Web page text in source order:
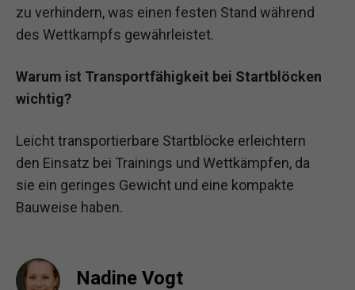
zu verhindern, was einen festen Stand während
des Wettkampfs gewährleistet.
Warum ist Transportfähigkeit bei Startblöcken
wichtig?
Leicht transportierbare Startblöcke erleichtern
den Einsatz bei Trainings und Wettkämpfen, da
sie ein geringes Gewicht und eine kompakte
Bauweise haben.
Nadine Vogt